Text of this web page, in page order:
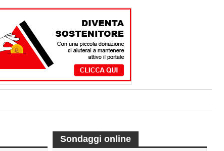
Sondaggi online